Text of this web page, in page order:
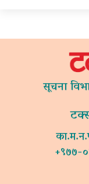
सूचना
+९७७-